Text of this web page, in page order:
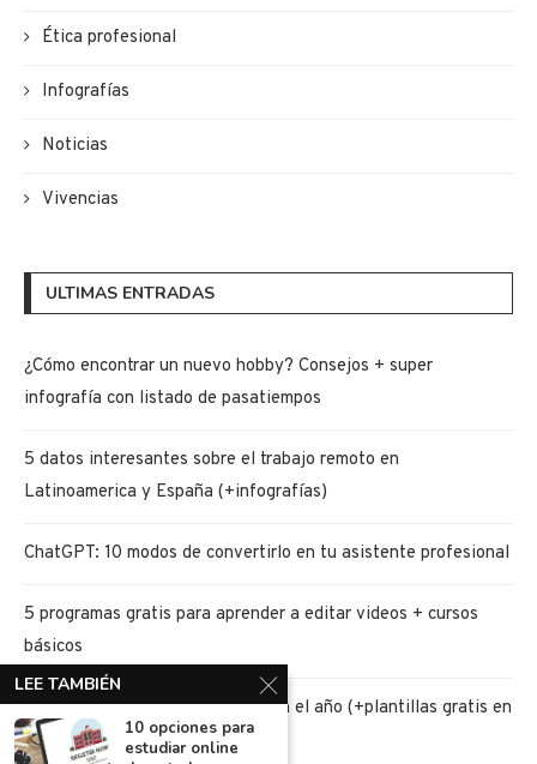
Ética profesional
Infografías
Noticias
Vivencias
ULTIMAS ENTRADAS
¿Cómo encontrar un nuevo hobby? Consejos + super
infografía con listado de pasatiempos
5 datos interesantes sobre el trabajo remoto en
Latinoamerica y España (+infografías)
ChatGPT: 10 modos de convertirlo en tu asistente profesional
5 programas gratis para aprender a editar videos + cursos
básicos
5 retos de ahorro para iniciar bien el año (+plantillas gratis en
PDF)
LEE TAMBIÉN
10 opciones para
estudiar online